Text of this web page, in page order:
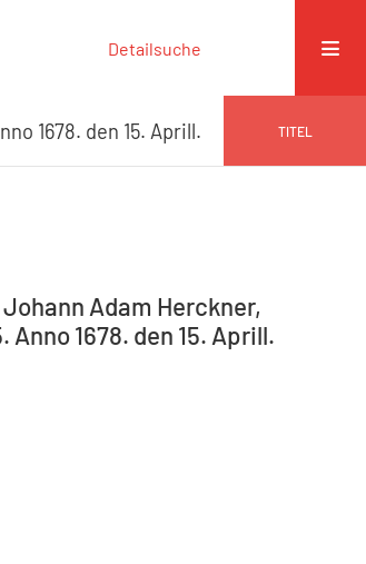
Detailsuche
1678. den 15. Aprill. TITEL
Adam Herckner,
1678. den 15. Aprill.